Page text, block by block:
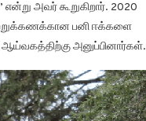
அவர் கூறுகிறார். 2020
பனி ஈக்களை
அனுப்பினார்கள்.